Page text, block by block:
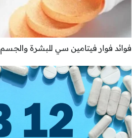
فوائد فوار فيتامين سي للبشرة والجسم